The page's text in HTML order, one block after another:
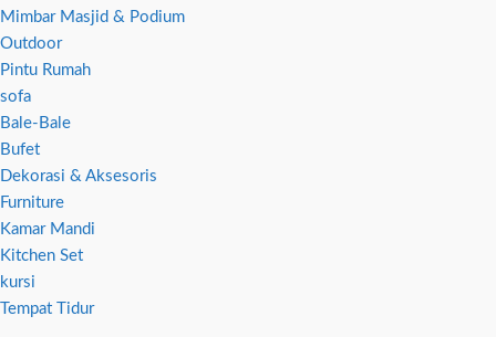
Mimbar Masjid & Podium
Outdoor
Pintu Rumah
sofa
Bale-Bale
Bufet
Dekorasi & Aksesoris
Furniture
Kamar Mandi
Kitchen Set
kursi
Tempat Tidur